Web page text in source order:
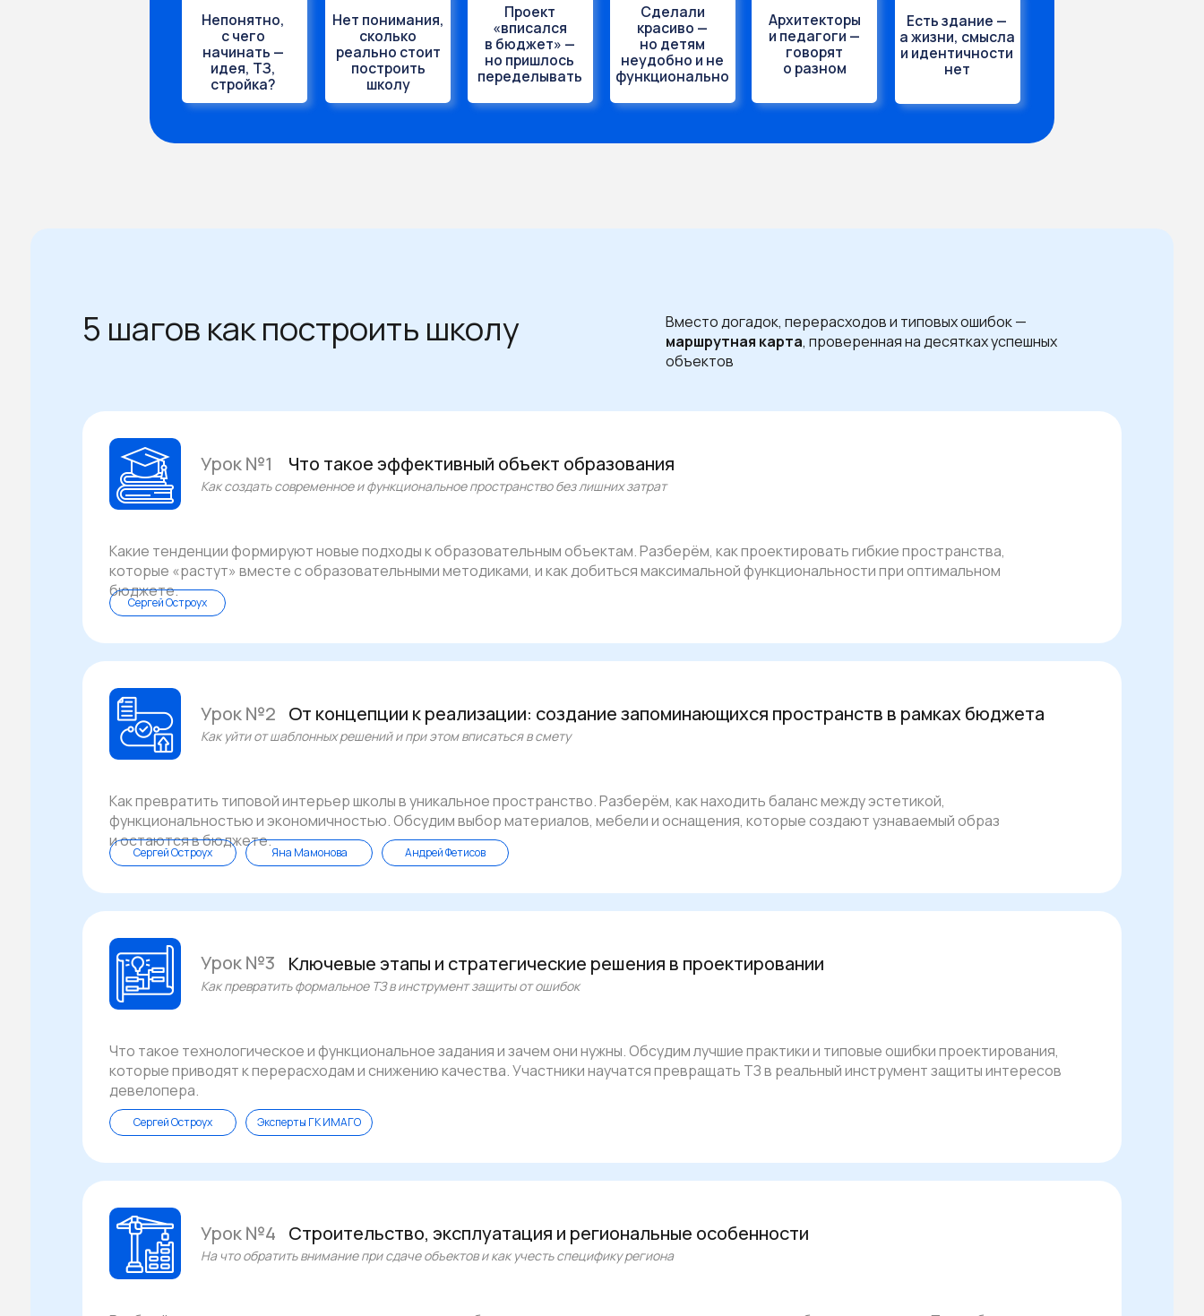
5 шагов как построить школу
Вместо догадок, перерасходов и типовых ошибок —
маршрутная карта, проверенная на десятках успешных
объектов
Что такое эффективный объект образования
Как создать современное и функциональное пространство без лишних затрат
Какие тенденции формируют новые подходы к образовательным объектам. Разберём, как проектировать гибкие пространства,
которые «растут» вместе с образовательными методиками, и как добиться максимальной функциональности при оптимальном
бюджете.
Урок №1
Сергей Остроух
Урок №2 От концепции к реализации: создание запоминающихся пространств в рамках бюджета
Как уйти от шаблонных решений и при этом вписаться в смету
Как превратить типовой интерьер школы в уникальное пространство. Разберём, как находить баланс между эстетикой,
функциональностью и экономичностью. Обсудим выбор материалов, мебели и оснащения, которые создают узнаваемый образ
и остаются в бюджете.
Сергей Остроух Яна Мамонова Андрей Фетисов
Ключевые этапы и стратегические решения в проектировании
Как превратить формальное ТЗ в инструмент защиты от ошибок
Что такое технологическое и функциональное задания и зачем они нужны. Обсудим лучшие практики и типовые ошибки проектирования,
которые приводят к перерасходам и снижению качества. Участники научатся превращать ТЗ в реальный инструмент защиты интересов
девелопера.
Сергей Остроух Эксперты ГК ИМАГО
Урок №3
На что обратить внимание при сдаче объектов и как учесть специфику региона
Строительство, эксплуатация и региональные особенности
Урок №4